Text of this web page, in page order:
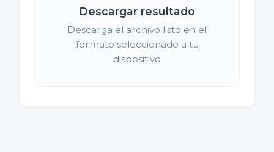
Descargar resultado
Descarga el archivo listo en el
formato seleccionado a tu
dispositivo